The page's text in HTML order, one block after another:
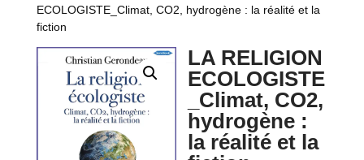
ECOLOGISTE_Climat, CO2, hydrogène : la réalité et la
fiction
LA RELIGION
ECOLOGISTE
_Climat, CO2,
hydrogène :
la réalité et la